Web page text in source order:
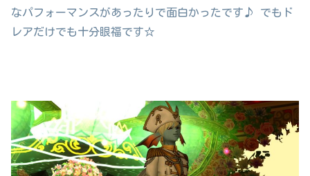
なパフォーマンスがあったりで面白かったです♪ でもド
レアだけでも十分眼福です☆